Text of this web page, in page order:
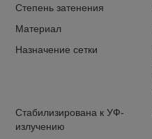
Степень затенения
Материал
Назначение сетки
Стабилизирована к УФ-
излучению